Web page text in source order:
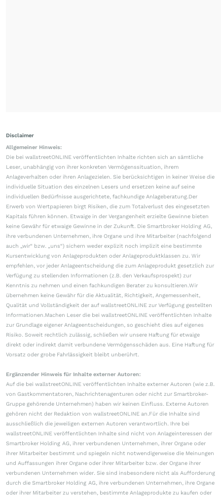
Disclaimer
Allgemeiner Hinweis:
Die bei wallstreetONLINE veröffentlichten Inhalte richten sich an sämtliche
Leser, unabhängig von ihrer konkreten Vermögenssituation, ihrem
Anlageverhalten oder ihren Anlagezielen. Sie berücksichtigen in keiner Weise die
individuelle Situation des einzelnen Lesers und ersetzen keine auf seine
individuellen Bedürfnisse ausgerichtete, fachkundige Anlageberatung.Der
Erwerb von Wertpapieren birgt Risiken, die zum Totalverlust des eingesetzten
Kapitals führen können. Etwaige in der Vergangenheit erzielte Gewinne bieten
keine Gewähr für etwaige Gewinne in der Zukunft. Die Smartbroker Holding AG,
ihre verbundenen Unternehmen, ihre Organe und ihre Mitarbeiter (nachfolgend
auch „wir“ bzw. „uns“) sichern weder explizit noch implizit eine bestimmte
Kursentwicklung von Anlageprodukten oder Anlageproduktklassen zu. Wir
empfehlen, vor jeder Anlageentscheidung die zum Anlageprodukt gesetzlich zur
Verfügung zu stellenden Informationen (z.B. den Verkaufsprospekt) zur
Kenntnis zu nehmen und einen fachkundigen Berater zu konsultieren.Wir
übernehmen keine Gewähr für die Aktualität, Richtigkeit, Angemessenheit,
Qualität und Vollständigkeit der auf wallstreetONLINE zur Verfügung gestellten
Informationen.Machen Leser die bei wallstreetONLINE veröffentlichten Inhalte
zur Grundlage eigener Anlageentscheidungen, so geschieht dies auf eigenes
Risiko. Soweit rechtlich zulässig, schließen wir unsere Haftung für etwaige
direkt oder indirekt damit verbundene Vermögensschäden aus. Eine Haftung für
Vorsatz oder grobe Fahrlässigkeit bleibt unberührt.
Ergänzender Hinweis für Inhalte externer Autoren:
Auf die bei wallstreetONLINE veröffentlichten Inhalte externer Autoren (wie z.B.
von Gastkommentatoren, Nachrichtenagenturen oder nicht zur Smartbroker-
Gruppe gehörende Unternehmen) haben wir keinen Einfluss. Externe Autoren
gehören nicht der Redaktion von wallstreetONLINE an.Für die Inhalte sind
ausschließlich die jeweiligen externen Autoren verantwortlich. Ihre bei
wallstreetONLINE veröffentlichten Inhalte sind nicht von Anlageinteressen der
Smartbroker Holding AG, ihrer verbundenen Unternehmen, ihrer Organe oder
ihrer Mitarbeiter bestimmt und spiegeln nicht notwendigerweise die Meinungen
und Auffassungen ihrer Organe oder ihrer Mitarbeiter bzw. der Organe ihrer
verbundenen Unternehmen wider. Sie sind insbesondere nicht als Aufforderung
durch die Smartbroker Holding AG, ihre verbundenen Unternehmen, ihre Organe
oder ihrer Mitarbeiter zu verstehen, bestimmte Anlageprodukte zu kaufen oder